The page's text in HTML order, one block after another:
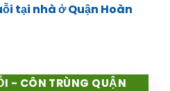
tại nhà ở Quận Hoàn
- CÔN TRÙNG QUẬN